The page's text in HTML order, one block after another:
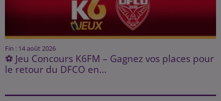
Fin : 14 août 2026
⚽ Jeu Concours K6FM – Gagnez vos places pour
le retour du DFCO en...